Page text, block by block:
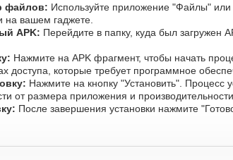
файлов: Используйте приложение "Файлы"
вашем гаджете.
APK: Перейдите в папку, куда был загружен
Нажмите на APK фрагмент, чтобы начать
доступа, которые требует программное
Нажмите на кнопку "Установить". Процесс
от размера приложения и производительности
После завершения установки нажмите